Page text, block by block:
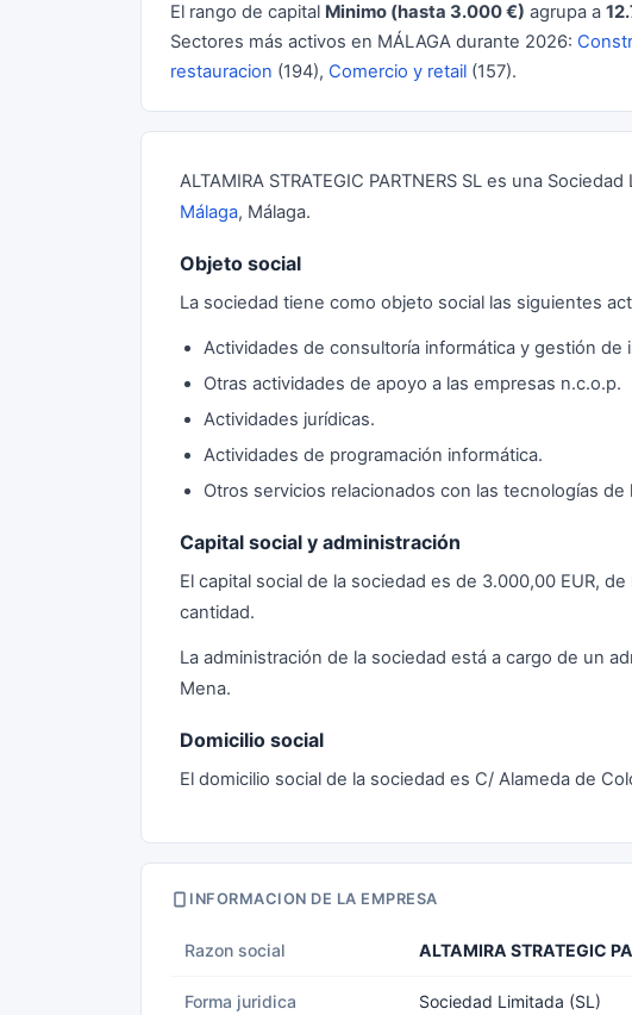
El rango de capital Minimo (hasta 3.000 €) agrupa a
Sectores más activos en MÁLAGA durante 2026:
restauracion (194), Comercio y retail (157).
ALTAMIRA STRATEGIC PARTNERS SL es una
Málaga, Málaga.
Objeto social
La sociedad tiene como objeto social las siguientes
Actividades de consultoría informática y gestión de
Otras actividades de apoyo a las empresas n.c.o.p.
Actividades jurídicas.
Actividades de programación informática.
Otros servicios relacionados con las tecnologías
Capital social y administración
El capital social de la sociedad es de 3.000,00 EUR,
cantidad.
La administración de la sociedad está a cargo de un
Mena.
Domicilio social
El domicilio social de la sociedad es C/ Alameda de
INFORMACION DE LA EMPRESA
Razon social ALTAMIRA STRATEGIC
Forma juridica Sociedad Limitada (SL)